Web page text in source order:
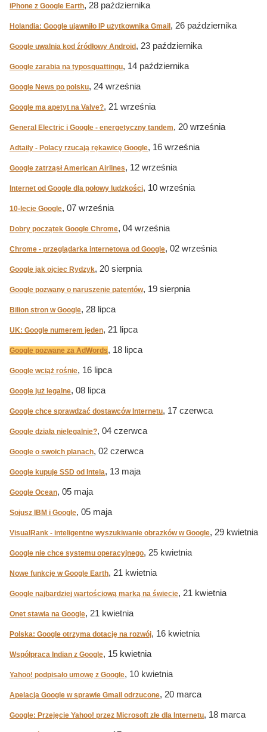
iPhone z Google Earth, 28 października
Holandia: Google ujawniło IP użytkownika Gmail , 26 października
Google uwalnia kod źródłowy Android , 23 października
Google zarabia na typosquattingu, 14 października
Google News po polsku, 24 września
Google ma apetyt na Valve?, 21 września
General Electric i Google - energetyczny tandem, 20 września
Adtaily - Polacy rzucają rękawicę Google, 16 września
Google zatrząsł American Airlines, 12 września
Internet od Google dla połowy ludzkości, 10 września
10-lecie Google, 07 września
Dobry początek Google Chrome, 04 września
Chrome - przeglądarka internetowa od Google, 02 września
Google jak ojciec Rydzyk, 20 sierpnia
Google pozwany o naruszenie patentów, 19 sierpnia
Bilion stron w Google, 28 lipca
UK: Google numerem jeden, 21 lipca
Google pozwane za AdWords, 18 lipca
Google wciąż rośnie, 16 lipca
Google już legalne, 08 lipca
Google chce sprawdzać dostawców Internetu, 17 czerwca
Google działa nielegalnie?, 04 czerwca
Google o swoich planach, 02 czerwca
Google kupuje SSD od Intela, 13 maja
Google Ocean, 05 maja
Sojusz IBM i Google, 05 maja
VisualRank - inteligentne wyszukiwanie obrazków w Google, 29 kwietnia
Google nie chce systemu operacyjnego, 25 kwietnia
Nowe funkcje w Google Earth, 21 kwietnia
Google najbardziej wartościową marką na świecie, 21 kwietnia
Onet stawia na Google, 21 kwietnia
Polska: Google otrzyma dotację na rozwój, 16 kwietnia
Współpraca Indian z Google, 15 kwietnia
Yahoo! podpisało umowę z Google, 10 kwietnia
Apelacja Google w sprawie Gmail odrzucone, 20 marca
Google: Przejęcie Yahoo! przez Microsoft złe dla Internetu, 18 marca